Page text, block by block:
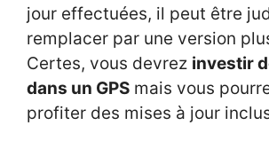
jour effectuées, il peut être
remplacer par une version
Certes, vous devrez investir
dans un GPS mais vous
profiter des mises à jour